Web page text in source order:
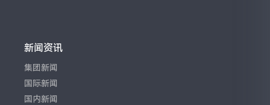
新闻资讯
集团新闻
国际新闻
国内新闻